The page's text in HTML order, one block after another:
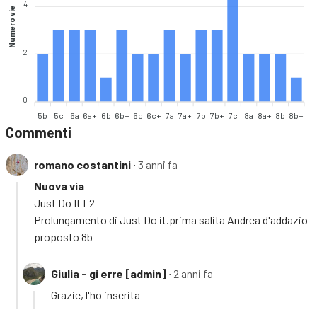
4
2
0
Numero vie
5b 5c 6a 6a+ 6b 6b+ 6c 6c+ 7a 7a+ 7b 7b+ 7c 8a 8a+ 8b 8b+
Commenti
romano costantini ∙ 3 anni fa
Nuova via
Just Do It L2
Prolungamento di Just Do it.prima salita Andrea d'addazio
proposto 8b
Giulia - gi erre [admin] ∙ 2 anni fa
Grazie, l'ho inserita